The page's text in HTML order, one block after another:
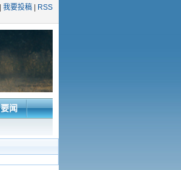
我要投稿 RSS
要闻